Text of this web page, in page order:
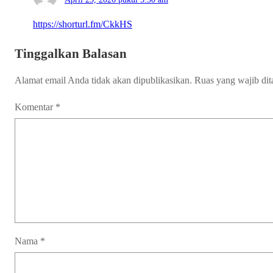
https://shorturl.fm/CkkHS
Tinggalkan Balasan
Alamat email Anda tidak akan dipublikasikan. Ruas yang wajib
Komentar *
Nama *